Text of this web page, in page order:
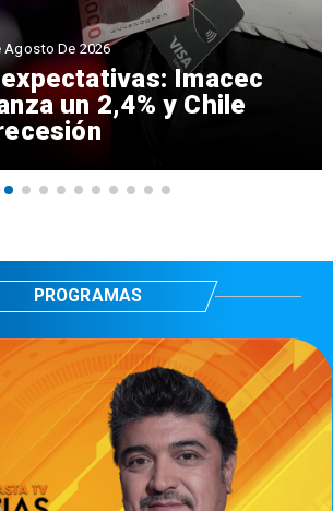
Imacec
un 2,4% y Chile
Agosto De 2026
PROGRAMAS